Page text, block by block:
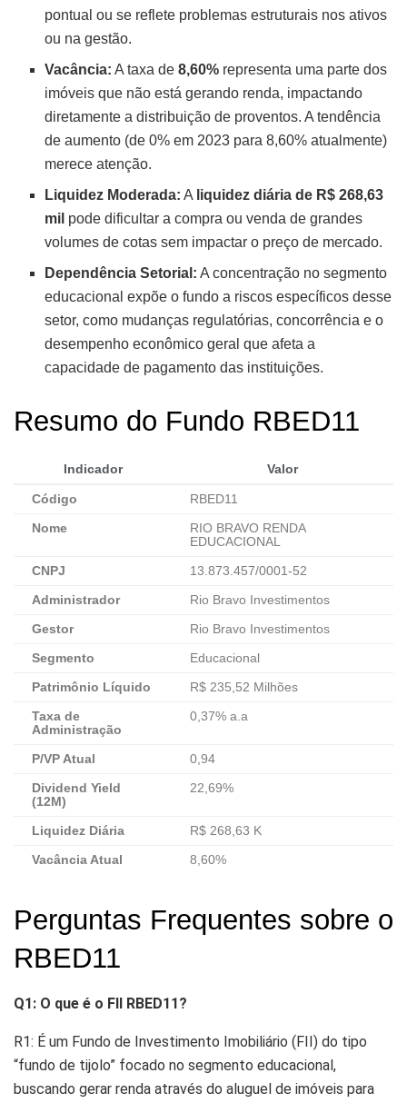
pontual ou se reflete problemas estruturais nos ativos
ou na gestão.
Vacância: A taxa de8,60% representa uma parte dos
imóveis que não está gerando renda, impactando
diretamente a distribuição de proventos. A tendência
de aumento (de 0% em 2023 para 8,60% atualmente)
merece atenção.
Liquidez Moderada: A liquidez diária de R$ 268,63
mil pode dificultar a compra ou venda de grandes
volumes de cotas sem impactar o preço de mercado.
Dependência Setorial: A concentração no segmento
educacional expõe o fundo a riscos específicos desse
setor, como mudanças regulatórias, concorrência e o
desempenho econômico geral que afeta a
capacidade de pagamento das instituições.
Resumo do Fundo RBED11
Indicador Valor
Código RBED11
Nome
RIO BRAVO RENDA
EDUCACIONAL
CNPJ 13.873.457/0001-52
Administrador Rio Bravo Investimentos
Gestor Rio Bravo Investimentos
Segmento Educacional
Patrimônio Líquido R$ 235,52 Milhões
Taxa de
Administração
0,37% a.a
P/VP Atual 0,94
Dividend Yield
(12M)
22,69%
Liquidez Diária R$ 268,63 K
Vacância Atual 8,60%
Perguntas Frequentes sobre o
RBED11
Q1: O que é o FII RBED11?
R1: É um Fundo de Investimento Imobiliário (FII) do tipo
“fundo de tijolo” focado no segmento educacional,
buscando gerar renda através do aluguel de imóveis para